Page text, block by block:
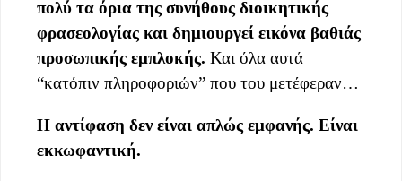
πολύ τα όρια της συνήθους διοικητικής
φρασεολογίας και δημιουργεί εικόνα βαθιάς
προσωπικής εμπλοκής. Και όλα αυτά
“κατόπιν πληροφοριών” που του μετέφεραν…
Η αντίφαση δεν είναι απλώς εμφανής. Είναι
εκκωφαντική.